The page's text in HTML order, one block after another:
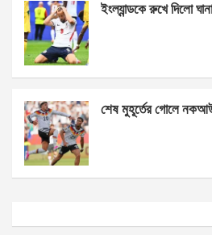
ইংল্যান্ডকে রুখে দিলো
শেষ মুহূর্তের গোলে